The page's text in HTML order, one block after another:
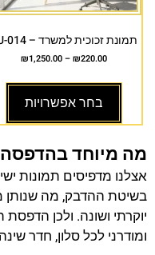
תמונת זכוכית למשרד – AU-014
₪220.00
–
₪1,250.00
בחר אפשרויות
מה מיוחד בהדפסה
אצלנו מדפיסים תמונות
בשיטת ההדבק, מה שנותן
יוקרתי ושונה. ולכן
ומודרני לכל סלון, חדר